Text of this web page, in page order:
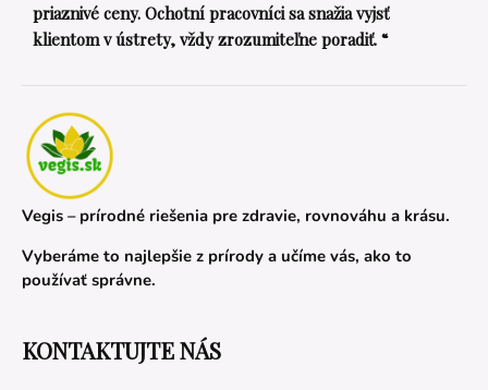
priaznivé ceny. Ochotní pracovníci sa snažia vyjsť
klientom v ústrety, vždy zrozumiteľne poradiť. “
Vegis – prírodné riešenia pre zdravie, rovnováhu a krásu.
Vyberáme to najlepšie z prírody a učíme vás, ako to
používať správne.
KONTAKTUJTE NÁS